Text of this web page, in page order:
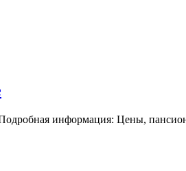
информация: Цены,